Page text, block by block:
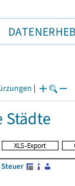
|
Städte